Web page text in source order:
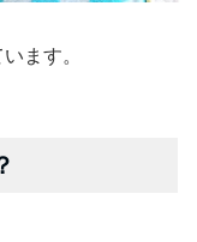
ます。